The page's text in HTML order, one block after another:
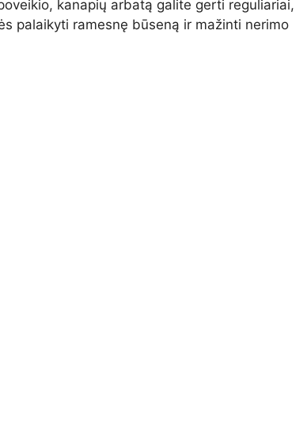
kanapių arbatą galite gerti reguliariai,
palaikyti ramesnę būseną ir mažinti nerimo